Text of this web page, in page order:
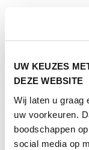
UW KEUZES
DEZE WEBSITE
Wij laten u graag
uw voorkeuren.
boodschappen
social media op
Horecava Social Media
Thema's Horecava
Alle Thema's
Programma